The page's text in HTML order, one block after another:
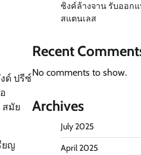
ด์ ปรีซ์
สมัย
ยญ
ซิงค์ล้างจาน รับออก
สแตนเลส
Recent
No comments to show.
Archives
July 2025
April 2025